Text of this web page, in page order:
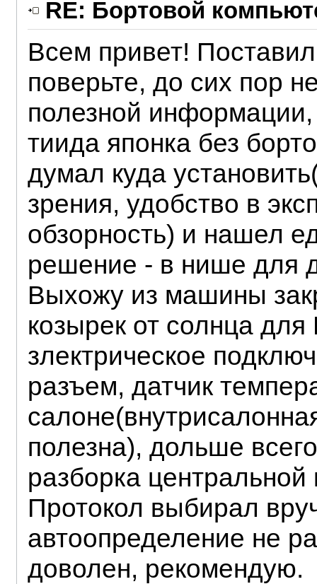
RE: Бортовой
Всем привет!
поверьте, до сих пор
полезной
тиида японка без
думал куда
зрения, удобство в
обзорность) и нашел
решение - в нише для
Выхожу из машины
козырек от солнца
злектрическое
разъем, датчик
полезна), дольше
разборка
Протокол выбирал
автоопределение не
доволен, рекомендую.